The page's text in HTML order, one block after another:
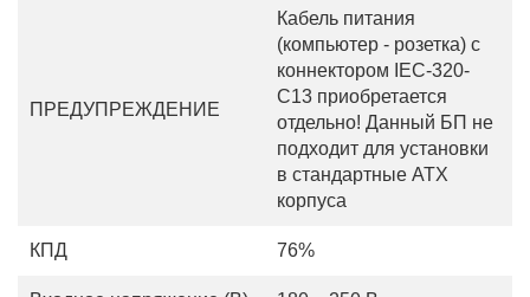
ПРЕДУПРЕЖДЕНИЕ
Кабель питания
(компьютер - розетка) с
коннектором IEC-320-
C13 приобретается
отдельно! Данный БП не
подходит для установки
в стандартные ATX
корпуса
КПД 76%